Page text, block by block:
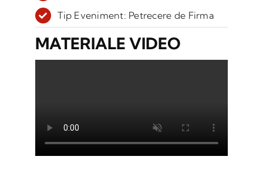
Tip Eveniment: Petrecere de Firma
MATERIALE VIDEO